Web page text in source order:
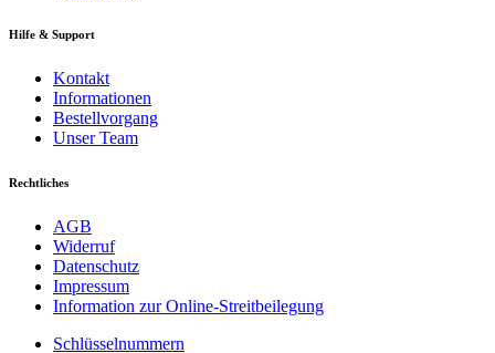
Hilfe & Support
Kontakt
Informationen
Bestellvorgang
Unser Team
Rechtliches
AGB
Widerruf
Datenschutz
Impressum
Information zur Online-Streitbeilegung
Schlüsselnummern